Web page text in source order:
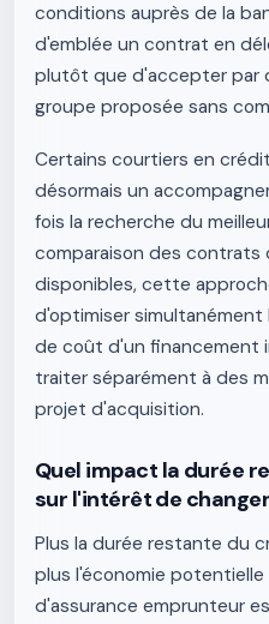
conditions auprès de la
d'emblée un contrat en
plutôt que d'accepter par
groupe proposée sans
Certains courtiers en
désormais un
fois la recherche du
comparaison des contrats
disponibles, cette
d'optimiser
de coût d'un financement
traiter séparément à des
projet d'acquisition.
Quel impact la durée
sur l'intérêt de
Plus la durée restante du
plus l'économie
d'assurance emprunteur